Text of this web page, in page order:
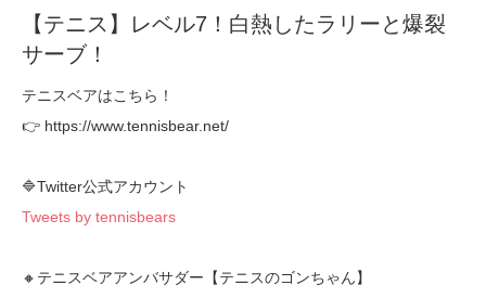
【テニス】レベル7！白熱したラリーと爆裂
サーブ！
テニスベアはこちら！
👉 https://www.tennisbear.net/
🔷Twitter公式アカウント
Tweets by tennisbears
🔸テニスベアアンバサダー【テニスのゴンちゃん】